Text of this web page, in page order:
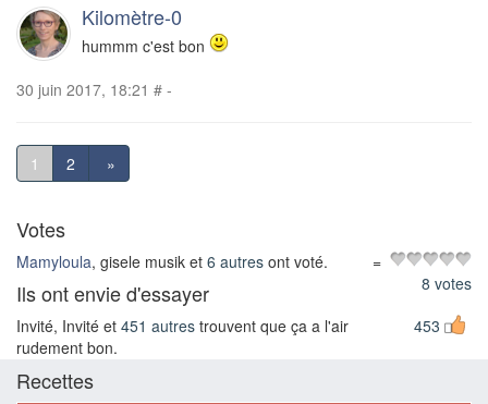
Kilomètre-0
hummm c'est bon
30 juin 2017, 18:21 # -
1 2 »
Votes
Mamyloula, gisele musik et 6 autres ont voté.
=
8 votes
Ils ont envie d'essayer
453
Invité, Invité et 451 autres trouvent que ça a l'air
rudement bon.
Recettes